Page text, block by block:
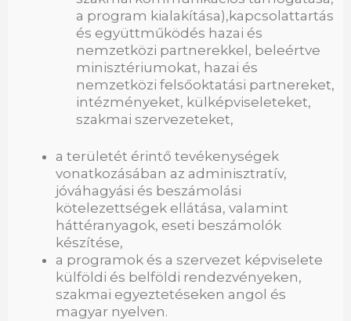
a program kialakítása),kapcsolattartás
és együttműködés hazai és
nemzetközi partnerekkel, beleértve
minisztériumokat, hazai és
nemzetközi felsőoktatási partnereket,
intézményeket, külképviseleteket,
szakmai szervezeteket,
a területét érintő tevékenységek
vonatkozásában az adminisztratív,
jóváhagyási és beszámolási
kötelezettségek ellátása, valamint
háttéranyagok, eseti beszámolók
készítése,
a programok és a szervezet képviselete
külföldi és belföldi rendezvényeken,
szakmai egyeztetéseken angol és
magyar nyelven.